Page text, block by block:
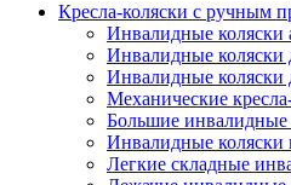
Кресла-коляски с ручным
Инвалидные коляски
Инвалидные коляски
Инвалидные коляски
Механические
Большие инвалидные
Инвалидные коляски
Легкие складные